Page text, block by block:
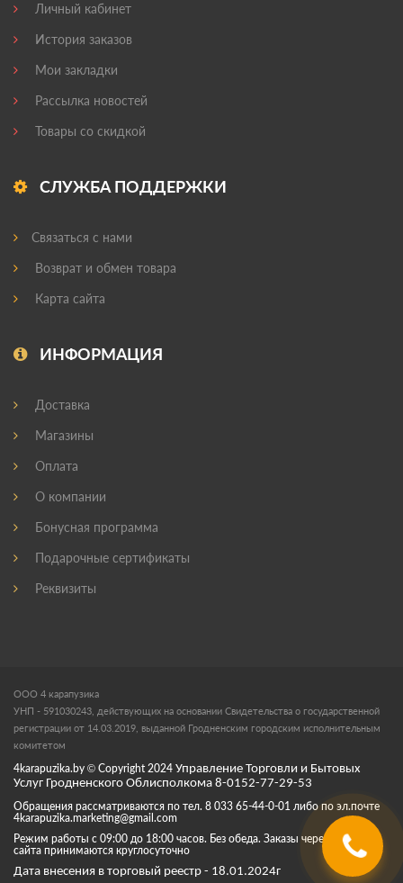
Личный кабинет
История заказов
Мои закладки
Рассылка новостей
Товары со скидкой
СЛУЖБА ПОДДЕРЖКИ
Связаться с нами
Возврат и обмен товара
Карта сайта
ИНФОРМАЦИЯ
Доставка
Магазины
Оплата
О компании
Бонусная программа
Подарочные сертификаты
Реквизиты
ООО 4 карапузика
УНП - 591030243, действующих на основании Свидетельства о государственной
регистрации от 14.03.2019, выданной Гродненским городским исполнительным
комитетом
4karapuzika.by © Copyright 2024 Управление Торговли и Бытовых
Услуг Гродненского Облисполкома 8-0152-77-29-53
Обращения рассматриваются по тел. 8 033 65-44-0-01 либо по эл.почте
4karapuzika.marketing@gmail.com
Режим работы с 09:00 до 18:00 часов. Без обеда. Заказы через корзину
сайта принимаются круглосуточно
Дата внесения в торговый реестр - 18.01.2024г